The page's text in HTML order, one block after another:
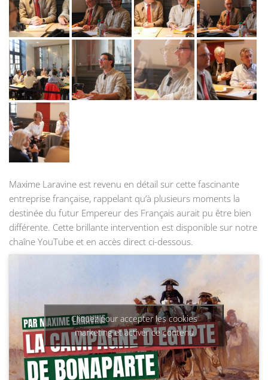
Maxime Laravine est revenu en détail sur cette fascinante
entreprise française, rappelant qu’à plusieurs moments la
destinée du futur Empereur des Français aurait pu être bien
différente. Cette brillante intervention est disponible sur notre
chaîne YouTube et en accès direct ci-dessous.
Cliquez pour accepter les cookies
marketing et activer ce contenu